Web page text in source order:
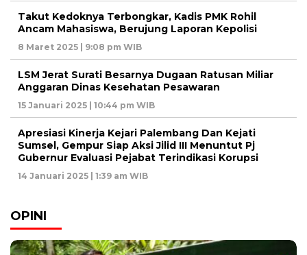
Takut Kedoknya Terbongkar, Kadis PMK Rohil
Ancam Mahasiswa, Berujung Laporan Kepolisi
8 Maret 2025 | 9:08 pm WIB
LSM Jerat Surati Besarnya Dugaan Ratusan Miliar
Anggaran Dinas Kesehatan Pesawaran
15 Januari 2025 | 10:44 pm WIB
Apresiasi Kinerja Kejari Palembang Dan Kejati
Sumsel, Gempur Siap Aksi Jilid III Menuntut Pj
Gubernur Evaluasi Pejabat Terindikasi Korupsi
14 Januari 2025 | 1:39 am WIB
OPINI